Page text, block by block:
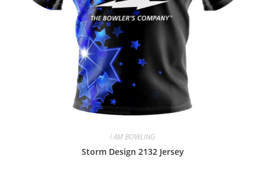
I AM BOWLING
Storm Design 2132 Jersey